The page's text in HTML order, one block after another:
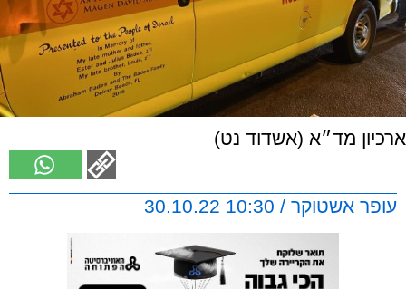
ארכיון מד״א (אשדוד נט)
עופר אשטוקר / 10:30 30.10.22